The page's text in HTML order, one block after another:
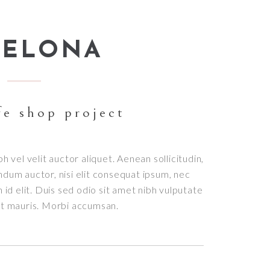
shop project
vel velit auctor aliquet. Aenean sollicitudin,
auctor, nisi elit consequat ipsum, nec
id elit. Duis sed odio sit amet nibh vulputate
mauris. Morbi accumsan.